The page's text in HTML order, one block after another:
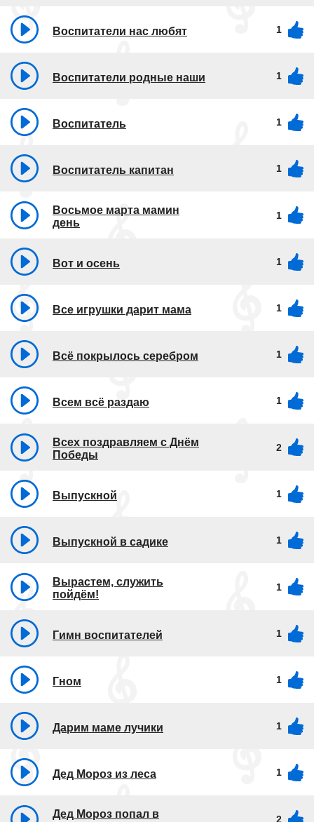
Воспитатели нас любят 1
Воспитатели родные наши 1
Воспитатель 1
Воспитатель капитан 1
Восьмое марта мамин
день
1
Вот и осень 1
Все игрушки дарит мама 1
Всё покрылось серебром 1
Всем всё раздаю 1
Всех поздравляем с Днём
Победы
2
Выпускной 1
Выпускной в садике 1
Вырастем, служить
пойдём!
1
Гимн воспитателей 1
Гном 1
Дарим маме лучики 1
Дед Мороз из леса 1
Дед Мороз попал в
2